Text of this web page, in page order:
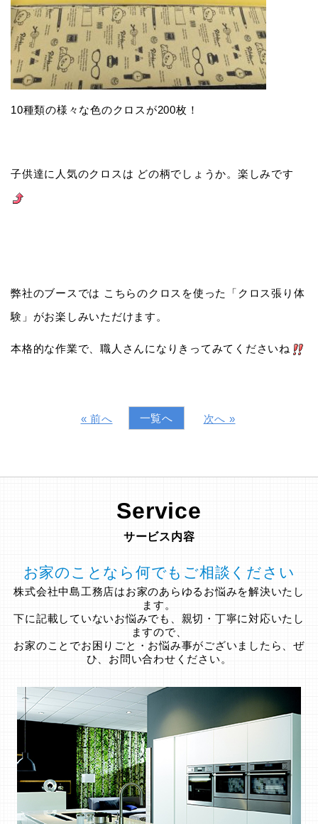
10種類の様々な色のクロスが200枚！
子供達に人気のクロスは どの柄でしょうか。楽しみです
弊社のブースでは こちらのクロスを使った「クロス張り体
験」がお楽しみいただけます。
本格的な作業で、職人さんになりきってみてくださいね
« 前へ 一覧へ 次へ »
Service
サービス内容
お家のことなら何でもご相談ください
株式会社中島工務店はお家のあらゆるお悩みを解決いたし
ます。
下に記載していないお悩みでも、親切・丁寧に対応いたし
ますので、
お家のことでお困りごと・お悩み事がございましたら、ぜ
ひ、お問い合わせください。